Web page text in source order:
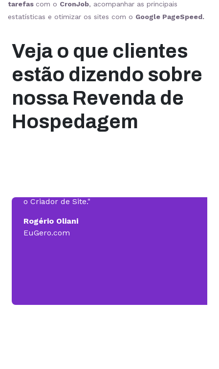
tarefas com o CronJob, acompanhar as principais
estatísticas e otimizar os sites com o Google PageSpeed.
Veja o que clientes
estão dizendo sobre
nossa Revenda de
Hospedagem
o Criador de Site."
Rogério Oliani
EuGero.com